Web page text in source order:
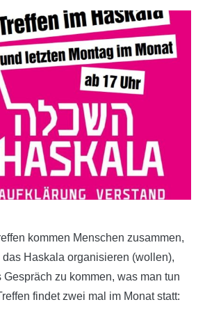
kommen Menschen zusammen,
Haskala organisieren (wollen),
zu kommen, was man tun
findet zwei mal im Monat statt: